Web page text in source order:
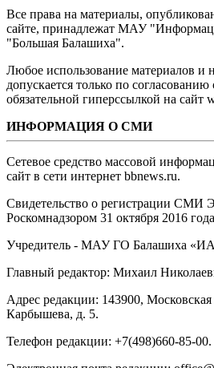
Все права на материалы,
сайте, принадлежат МАУ
"Большая Балашиха".
Любое использование материалов и
допускается только по согласованию
обязательной гиперссылкой на сайт
ИНФОРМАЦИЯ О СМИ
Сетевое средство массовой
сайт в сети интернет bbnews.ru.
Свидетельство о регистрации
Роскомнадзором 31 октября 2016 года
Учредитель - МАУ ГО Балашиха «ИА
Главный редактор: Михаил
Адрес редакции: 143900, Московская
Карбышева, д. 5.
Телефон редакции: +7(498)660-85-00.